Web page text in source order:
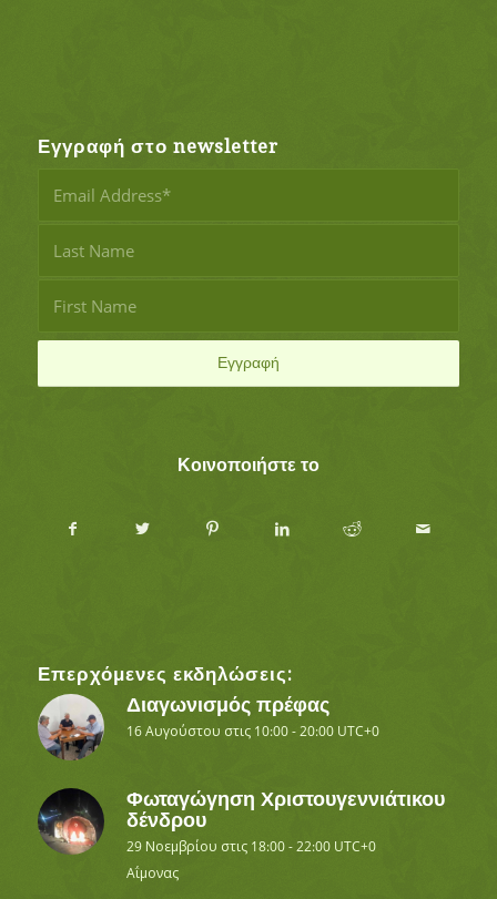
Εγγραφή στο newsletter
Κοινοποιήστε το
Επερχόμενες εκδηλώσεις:
Διαγωνισμός πρέφας
16 Αυγούστου στις 10:00-20:00 UTC+0
Φωταγώγηση Χριστουγεννιάτικου
δένδρου
29 Νοεμβρίου στις 18:00-22:00 UTC+0
Αΐμονας